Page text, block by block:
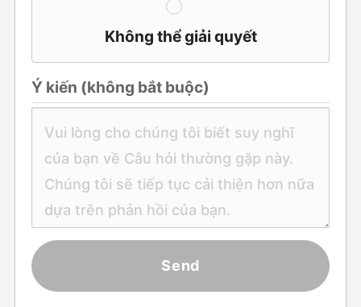
Không thể giải quyết
Ý kiến ​​(không bắt buộc)
Send